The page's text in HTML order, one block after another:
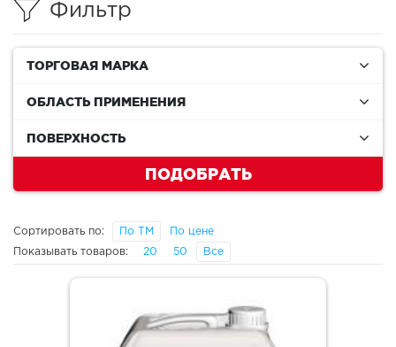
Фильтр
ТОРГОВАЯ МАРКА
ОБЛАСТЬ ПРИМЕНЕНИЯ
ПОВЕРХНОСТЬ
ПОДОБРАТЬ
Сортировать по: По ТМ По цене
Показывать товаров: 20 50 Все